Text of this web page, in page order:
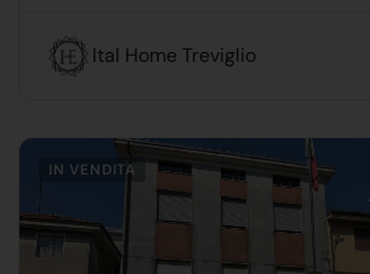
Ital Home Treviglio
IN VENDITA